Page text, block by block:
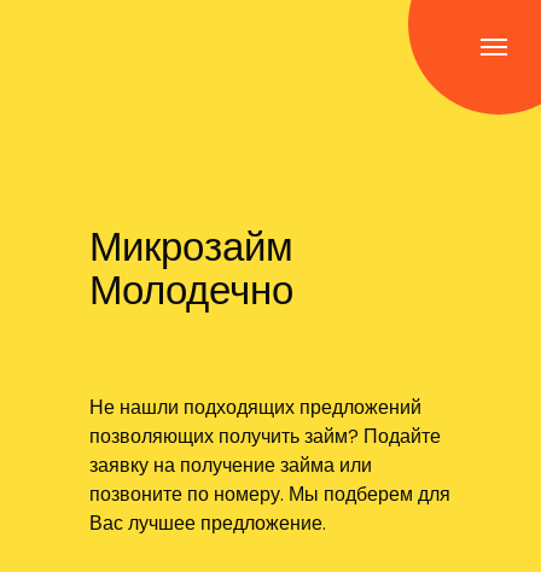
Микрозайм
Молодечно
Не нашли подходящих предложений
позволяющих получить займ? Подайте
заявку на получение займа или
позвоните по номеру. Мы подберем для
Вас лучшее предложение.